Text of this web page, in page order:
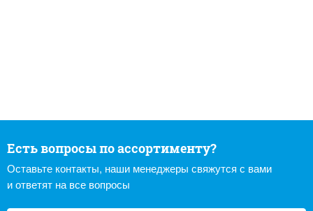
Есть вопросы по ассортименту?
Оставьте контакты, наши менеджеры свяжутся с вами
и ответят на все вопросы